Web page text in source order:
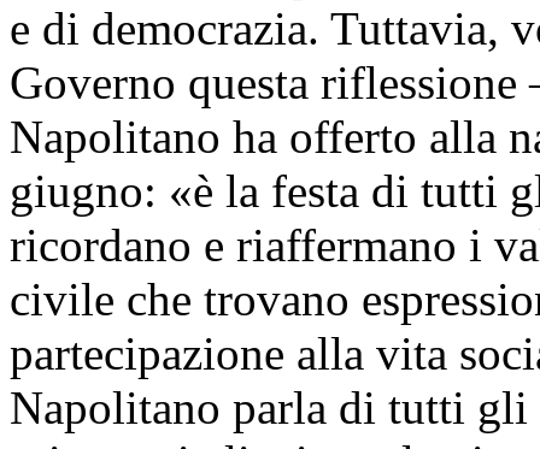
e di democrazia. Tuttavia,
Governo questa
Napolitano ha offerto alla
giugno: «è la festa di tutti
ricordano e riaffermano i
civile che trovano
partecipazione alla vita
Napolitano parla di tutti gli